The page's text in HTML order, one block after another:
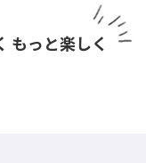
もっと楽しく